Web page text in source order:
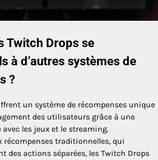
Twitch Drops se
à d’autres systèmes de
?
un système de récompenses unique
des utilisateurs grâce à une
les jeux et le streaming.
récompenses traditionnelles, qui
des actions séparées, les Twitch Drops